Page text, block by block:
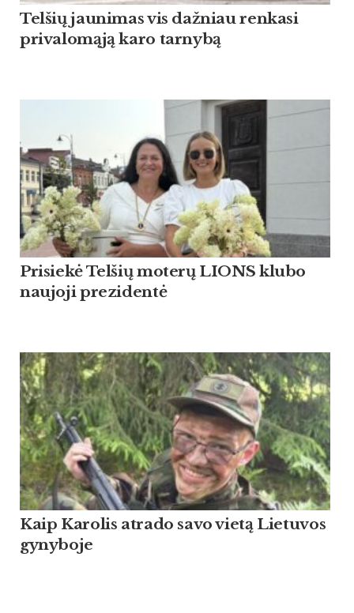
Tel­šių jau­ni­mas vis daž­niau ren­ka­si
pri­va­lomąją ka­ro tar­nybą
Pri­siekė Tel­šių mo­terų LIONS klu­bo
nau­jo­ji pre­zi­dentė
Kaip Ka­ro­lis at­ra­do sa­vo vietą Lie­tu­vos
gy­ny­bo­je